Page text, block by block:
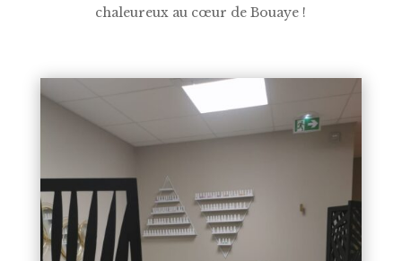
chaleureux au cœur de Bouaye !